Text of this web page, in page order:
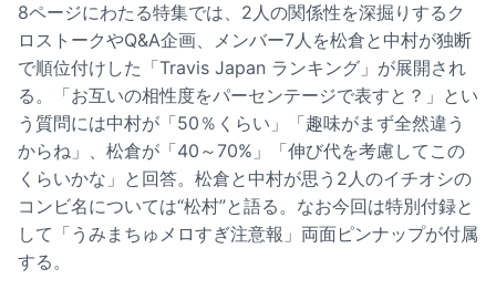
8ページにわたる特集では、2人の関係性を深掘りするク
ロストークやQ&A企画、メンバー7人を松倉と中村が独断
で順位付けした「Travis Japan ランキング」が展開され
る。「お互いの相性度をパーセンテージで表すと？」とい
う質問には中村が「50％くらい」「趣味がまず全然違う
からね」、松倉が「40～70%」「伸び代を考慮してこの
くらいかな」と回答。松倉と中村が思う2人のイチオシの
コンビ名については“松村”と語る。なお今回は特別付録と
して「うみまちゅメロすぎ注意報」両面ピンナップが付属
する。